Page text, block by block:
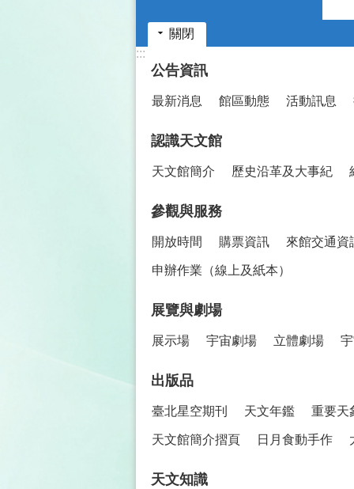
關閉
:::
公告資訊
最新消息 館區動態 活動訊息
認識天文館
天文館簡介 歷史沿革及大事紀
參觀與服務
開放時間 購票資訊 來館交通資
申辦作業（線上及紙本）
展覽與劇場
展示場 宇宙劇場 立體劇場
出版品
臺北星空期刊 天文年鑑 重要天
天文館簡介摺頁 日月食動手作
天文知識